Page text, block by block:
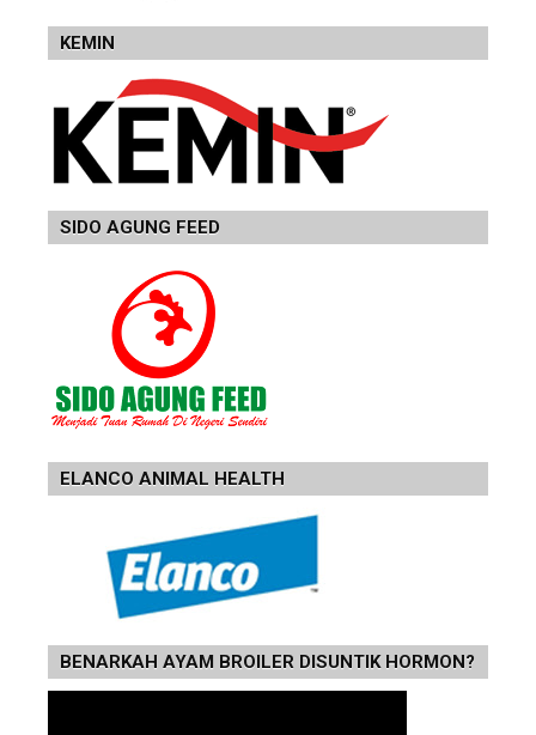
KEMIN
SIDO AGUNG FEED
ELANCO ANIMAL HEALTH
BENARKAH AYAM BROILER DISUNTIK HORMON?